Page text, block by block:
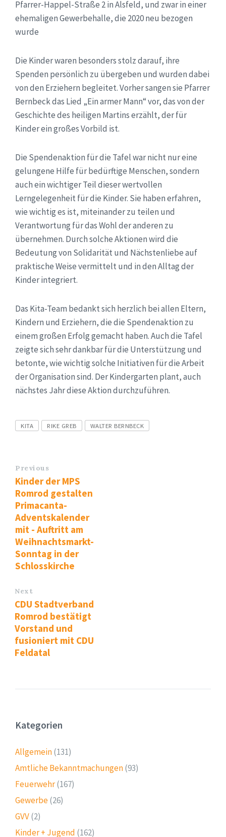
Pfarrer-Happel-Straße 2 in Alsfeld, und zwar in einer
ehemaligen Gewerbehalle, die 2020 neu bezogen
wurde
Die Kinder waren besonders stolz darauf, ihre
Spenden persönlich zu übergeben und wurden dabei
von den Erziehern begleitet. Vorher sangen sie Pfarrer
Bernbeck das Lied „Ein armer Mann“ vor, das von der
Geschichte des heiligen Martins erzählt, der für
Kinder ein großes Vorbild ist.
Die Spendenaktion für die Tafel war nicht nur eine
gelungene Hilfe für bedürftige Menschen, sondern
auch ein wichtiger Teil dieser wertvollen
Lerngelegenheit für die Kinder. Sie haben erfahren,
wie wichtig es ist, miteinander zu teilen und
Verantwortung für das Wohl der anderen zu
übernehmen. Durch solche Aktionen wird die
Bedeutung von Solidarität und Nächstenliebe auf
praktische Weise vermittelt und in den Alltag der
Kinder integriert.
Das Kita-Team bedankt sich herzlich bei allen Eltern,
Kindern und Erziehern, die die Spendenaktion zu
einem großen Erfolg gemacht haben. Auch die Tafel
zeigte sich sehr dankbar für die Unterstützung und
betonte, wie wichtig solche Initiativen für die Arbeit
der Organisation sind. Der Kindergarten plant, auch
nächstes Jahr diese Aktion durchzuführen.
Tags
KITA RIKE GREB WALTER BERNBECK
Previous
Kinder der MPS
Romrod gestalten
Primacanta-
Adventskalender
mit - Auftritt am
Weihnachtsmarkt-
Sonntag in der
Schlosskirche
Next
CDU Stadtverband
Romrod bestätigt
Vorstand und
fusioniert mit CDU
Feldatal
Kategorien
Allgemein(131)
Amtliche Bekanntmachungen(93)
Feuerwehr(167)
Gewerbe(26)
GVV(2)
Kinder + Jugend (162)